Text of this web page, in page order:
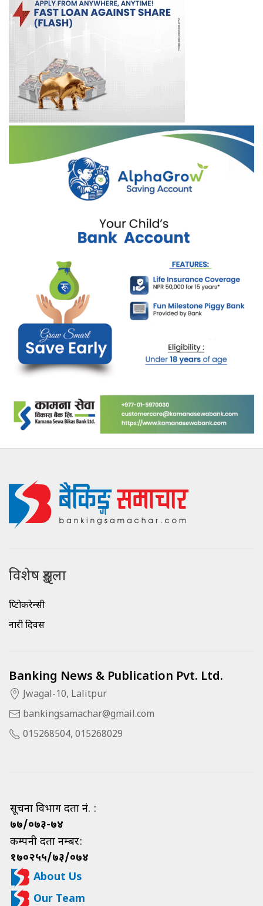
विशेष शृङ्खला
क्रिप्टोकरेन्सी
नारी दिवस
Banking News & Publication Pvt. Ltd.
Jwagal-10, Lalitpur
bankingsamachar@gmail.com
015268504, 015268029
सूचना विभाग दर्ता नं. :
७७/०७३-७४
कम्पनी दर्ता नम्बर:
१७०२५५/७३/०७४
About Us
Our Team